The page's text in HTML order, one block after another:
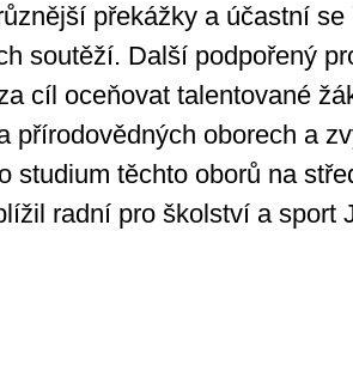
překážky a účastní
soutěží. Další podpořený
cíl oceňovat talentované
přírodovědných oborech a
studium těchto oborů na
radní pro školství a sport